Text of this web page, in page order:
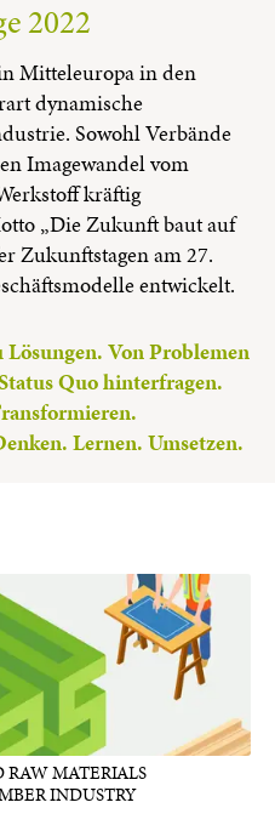
2022
Mitteleuropa in den
dynamische
Sowohl Verbände
Imagewandel vom
kräftig
„Die Zukunft baut auf
Zukunftstagen am 27.
entwickelt.
Von Problemen
Quo hinterfragen.
Lernen. Umsetzen.
MATERIALS
INDUSTRY